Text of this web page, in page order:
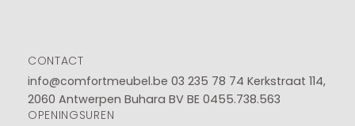
CONTACT
info@comfortmeubel.be 03 235 78 74 Kerkstraat 114,
2060 Antwerpen Buhara BV BE 0455.738.563
OPENINGSUREN